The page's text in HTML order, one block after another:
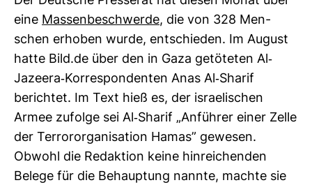
eine Mas­sen­be­schwerde, die von 328 Men­
schen erhoben wurde, ent­schieden. Im August
hatte Bild.de über den in Gaza getö­teten Al-​
Jazeera-​Kor­re­spon­denten Anas Al-​Sharif
berichtet. Im Text hieß es, der israe­li­schen
Armee zufolge sei Al-​Sharif „Anführer einer Zelle
der Ter­ror­or­ga­ni­sa­tion Hamas” gewesen.
Obwohl die Redak­tion keine hin­rei­chenden
Belege für die Behaup­tung nannte, machte sie